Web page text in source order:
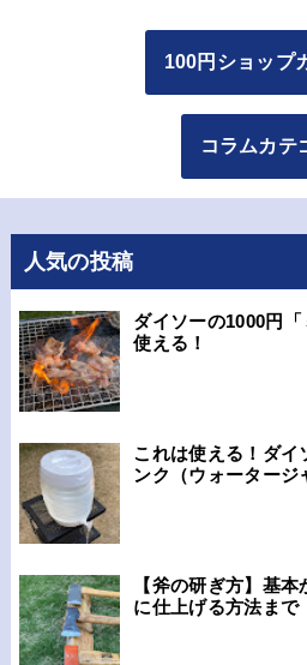
100円ショップ
コラムカテ
人気の投稿
ダイソーの1000円
使える！
これは使える！ダイ
ンク（ウォータージ
【斧の研ぎ方】基
に仕上げる方法まで